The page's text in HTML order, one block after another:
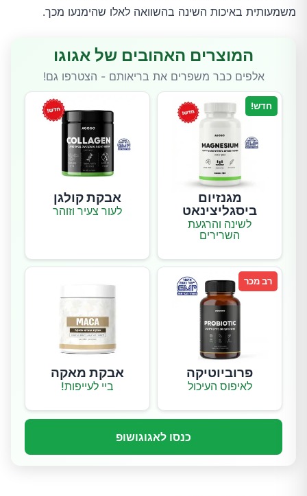
משמעותית באיכות השינה בהשוואה לאלו שהימנעו מכך.
המוצרים האהובים של אגוגו
אלפים כבר משפרים את בריאותם - הצטרפו גם!
חדש!
מגנזיום
ביסגליצינאט
לשינה והרגעת
השרירים
אבקת קולגן
לעור צעיר וזוהר
רב מכר
פרוביוטיקה
לאיפוס העיכול
אבקת מאקה
ביי לעייפות!
כנסו לאגוגושופ